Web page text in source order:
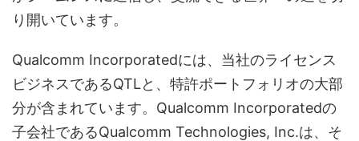
り開いています。
Qualcomm Incorporatedには、当社のライセンス
ビジネスであるQTLと、特許ポートフォリオの大部
分が含まれています。Qualcomm Incorporatedの
子会社であるQualcomm Technologies, Inc.は、そ